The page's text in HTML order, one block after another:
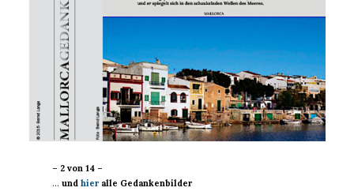
– 2 von 14 –
…undhier alle Gedankenbilder